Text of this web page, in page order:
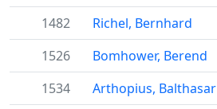
1482
Richel, Bernhard
1526
Bomhower, Berend
1534
Arthopius, Balthasar